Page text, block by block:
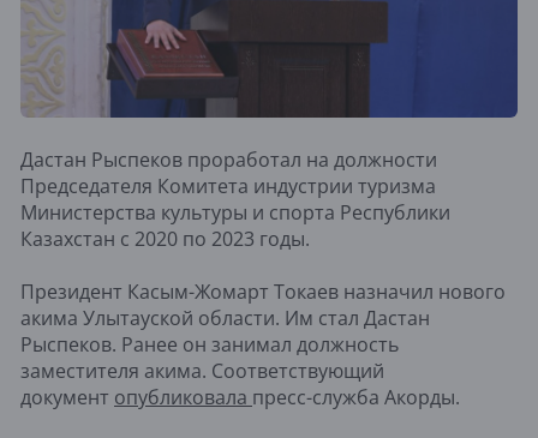
Дастан Рыспеков проработал на должности
Председателя Комитета индустрии туризма
Министерства культуры и спорта Республики
Казахстан с 2020 по 2023 годы.
Президент Касым-Жомарт Токаев назначил нового
акима Улытауской области. Им стал Дастан
Рыспеков. Ранее он занимал должность
заместителя акима. Соответствующий
документ опубликовала пресс-служба Акорды.